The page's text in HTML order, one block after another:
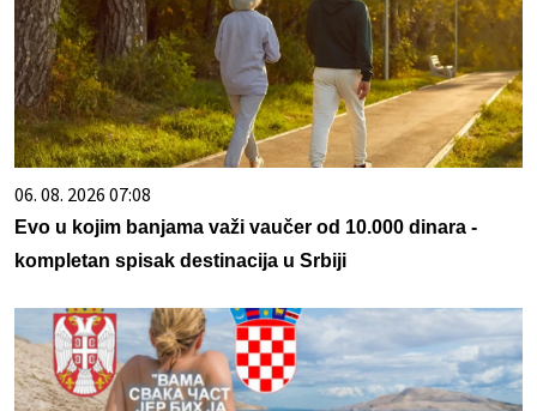
06. 08. 2026 07:08
Evo u kojim banjama važi vaučer od 10.000 dinara -
kompletan spisak destinacija u Srbiji